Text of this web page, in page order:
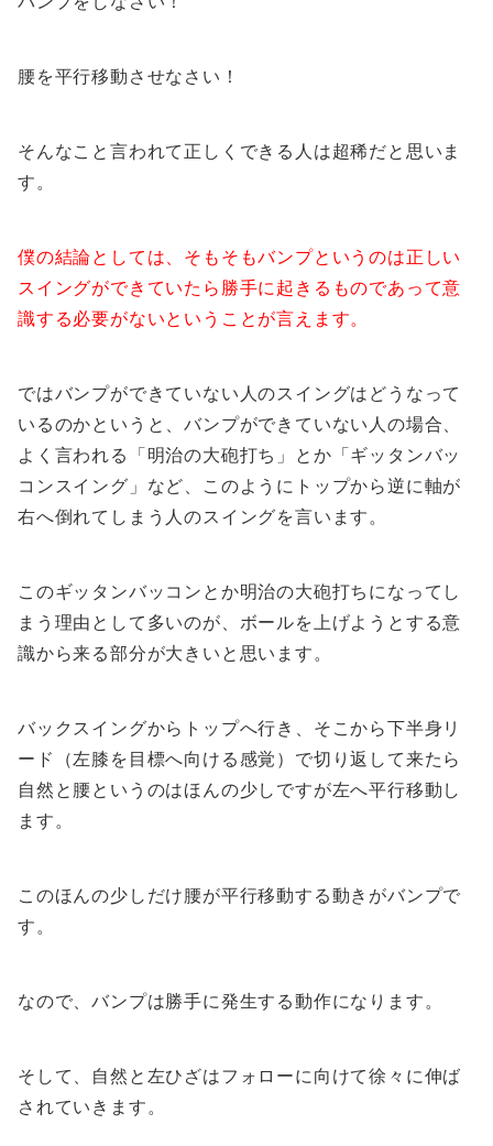
腰を平行移動させなさい！
そんなこと言われて正しくできる人は超稀だと思いま
す。
僕の結論としては、そもそもバンプというのは正しい
スイングができていたら勝手に起きるものであって意
識する必要がないということが言えます。
ではバンプができていない人のスイングはどうなって
いるのかというと、バンプができていない人の場合、
よく言われる「明治の大砲打ち」とか「ギッタンバッ
コンスイング」など、このようにトップから逆に軸が
右へ倒れてしまう人のスイングを言います。
このギッタンバッコンとか明治の大砲打ちになってし
まう理由として多いのが、ボールを上げようとする意
識から来る部分が大きいと思います。
バックスイングからトップへ行き、そこから下半身リ
ード（左膝を目標へ向ける感覚）で切り返して来たら
自然と腰というのはほんの少しですが左へ平行移動し
ます。
このほんの少しだけ腰が平行移動する動きがバンプで
す。
なので、バンプは勝手に発生する動作になります。
そして、自然と左ひざはフォローに向けて徐々に伸ば
されていきます。